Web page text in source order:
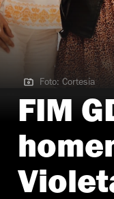
Foto: Cortesía
Foto: Cortesía
FIM